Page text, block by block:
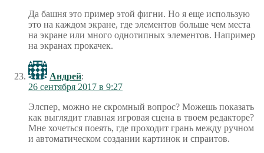
Да башня это пример этой фигни. Но я еще использую
это на каждом экране, где элементов больше чем места
на экране или много однотипных элементов. Например
на экранах прокачек.
Андрей:
26 сентября 2017 в 9:27
Элспер, можно не скромный вопрос? Можешь показать
как выглядит главная игровая сцена в твоем редакторе?
Мне хочеться поеять, где проходит грань между ручном
и автоматическом создании картинок и спраитов.